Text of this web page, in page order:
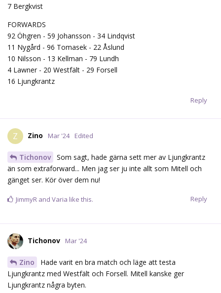
7 Bergkvist
FORWARDS
92 Öhgren - 59 Johansson - 34 Lindqvist
11 Nygård - 96 Tomasek - 22 Åslund
10 Nilsson - 13 Kellman - 79 Lundh
4 Lawner - 20 Westfält - 29 Forsell
16 Ljungkrantz
Reply
Z Zino Mar '24 Edited
Tichonov
Som sagt, hade gärna sett mer av Ljungkrantz
än som extraforward... Men jag ser ju inte allt som Mitell och
gänget ser. Kör över dem nu!
Reply
JimmyR and Varia like this.
Tichonov Mar '24
Zino
Hade varit en bra match och läge att testa
Ljungkrantz med Westfält och Forsell. Mitell kanske ger
Ljungkrantz några byten.